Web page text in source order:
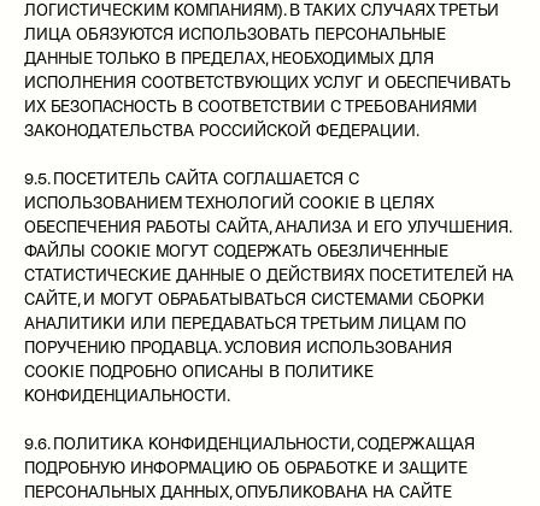
ЛОГИСТИЧЕСКИМ КОМПАНИЯМ). В ТАКИХ СЛУЧАЯХ ТРЕТЬИ
ЛИЦА ОБЯЗУЮТСЯ ИСПОЛЬЗОВАТЬ ПЕРСОНАЛЬНЫЕ
ДАННЫЕ ТОЛЬКО В ПРЕДЕЛАХ, НЕОБХОДИМЫХ ДЛЯ
ИСПОЛНЕНИЯ СООТВЕТСТВУЮЩИХ УСЛУГ И ОБЕСПЕЧИВАТЬ
ИХ БЕЗОПАСНОСТЬ В СООТВЕТСТВИИ С ТРЕБОВАНИЯМИ
ЗАКОНОДАТЕЛЬСТВА РОССИЙСКОЙ ФЕДЕРАЦИИ.
9.5. ПОСЕТИТЕЛЬ САЙТА СОГЛАШАЕТСЯ С
ИСПОЛЬЗОВАНИЕМ ТЕХНОЛОГИЙ COOKIE В ЦЕЛЯХ
ОБЕСПЕЧЕНИЯ РАБОТЫ САЙТА, АНАЛИЗА И ЕГО УЛУЧШЕНИЯ.
ФАЙЛЫ COOKIE МОГУТ СОДЕРЖАТЬ ОБЕЗЛИЧЕННЫЕ
СТАТИСТИЧЕСКИЕ ДАННЫЕ О ДЕЙСТВИЯХ ПОСЕТИТЕЛЕЙ НА
САЙТЕ, И МОГУТ ОБРАБАТЫВАТЬСЯ СИСТЕМАМИ СБОРКИ
АНАЛИТИКИ ИЛИ ПЕРЕДАВАТЬСЯ ТРЕТЬИМ ЛИЦАМ ПО
ПОРУЧЕНИЮ ПРОДАВЦА. УСЛОВИЯ ИСПОЛЬЗОВАНИЯ
COOKIE ПОДРОБНО ОПИСАНЫ В ПОЛИТИКЕ
КОНФИДЕНЦИАЛЬНОСТИ.
9.6. ПОЛИТИКА КОНФИДЕНЦИАЛЬНОСТИ, СОДЕРЖАЩАЯ
ПОДРОБНУЮ ИНФОРМАЦИЮ ОБ ОБРАБОТКЕ И ЗАЩИТЕ
ПЕРСОНАЛЬНЫХ ДАННЫХ, ОПУБЛИКОВАНА НА САЙТЕ